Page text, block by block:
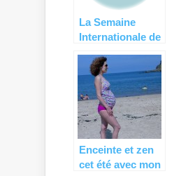
La Semaine
Internationale de
la Couche
Lavable
Enceinte et zen
cet été avec mon